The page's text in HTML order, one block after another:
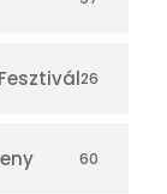
26
60